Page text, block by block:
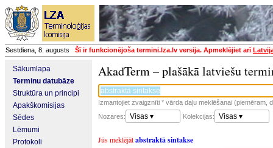
Sestdiena, 8. augusts Šī ir funkcionējoša termini.lza.lv versija. Apmeklējiet arī
Sākumlapa
Terminu datubāze
Struktūra un principi
Apakškomisijas
Sēdes
Lēmumi
Protokoli
AkadTerm – plašākā latviešu
Izmantojiet zvaigznīti * vārda daļu meklēšanai (piemēram,
Nozares:
Visas ▾ Kolekcijas: Visas ▾
Jūs meklējātabstraktā sintakse